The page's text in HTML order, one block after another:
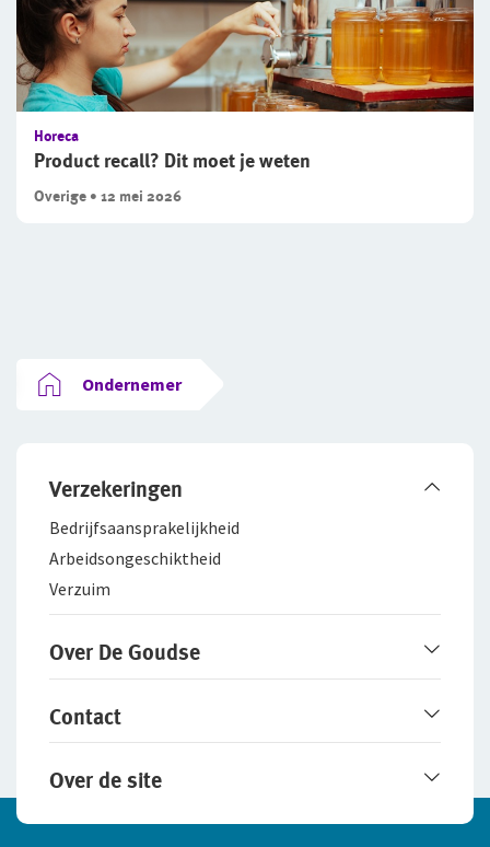
Product recall? Dit moet je weten
Horeca
Overige • 12 mei 2026
Ondernemer
Verzekeringen
Bedrijfsaanspra­kelijkheid
Arbeidsongeschiktheid
Verzuim
Over De Goudse
Het merk De Goudse
Fraudebeleid
Contact
Online contact opnemen
Over de site
Disclaimer